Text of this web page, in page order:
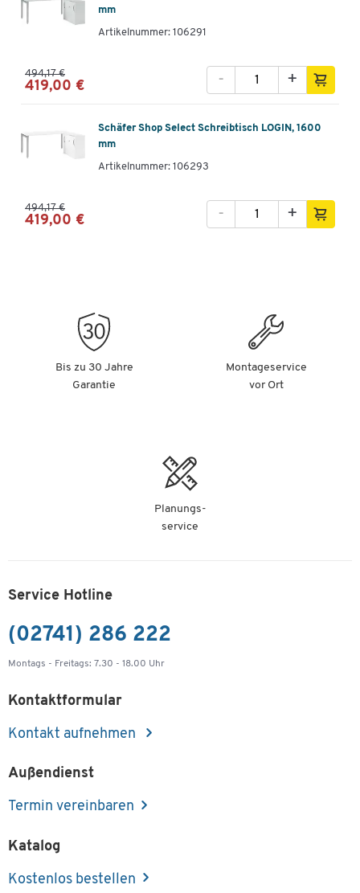
mm
Artikelnummer: 106291
494,17 €
419,00 € +
-
Schäfer Shop Select Schreibtisch LOGIN, 1600
mm
Artikelnummer: 106293
494,17 €
419,00 € +
-
Bis zu 30 Jahre
Garantie
Montageservice
vor Ort
Planungs-
service
Service Hotline
(02741) 286 222
Montags - Freitags: 7.30 - 18.00 Uhr
Kontaktformular
Kontakt aufnehmen
Außendienst
Termin vereinbaren
Katalog
Kostenlos bestellen